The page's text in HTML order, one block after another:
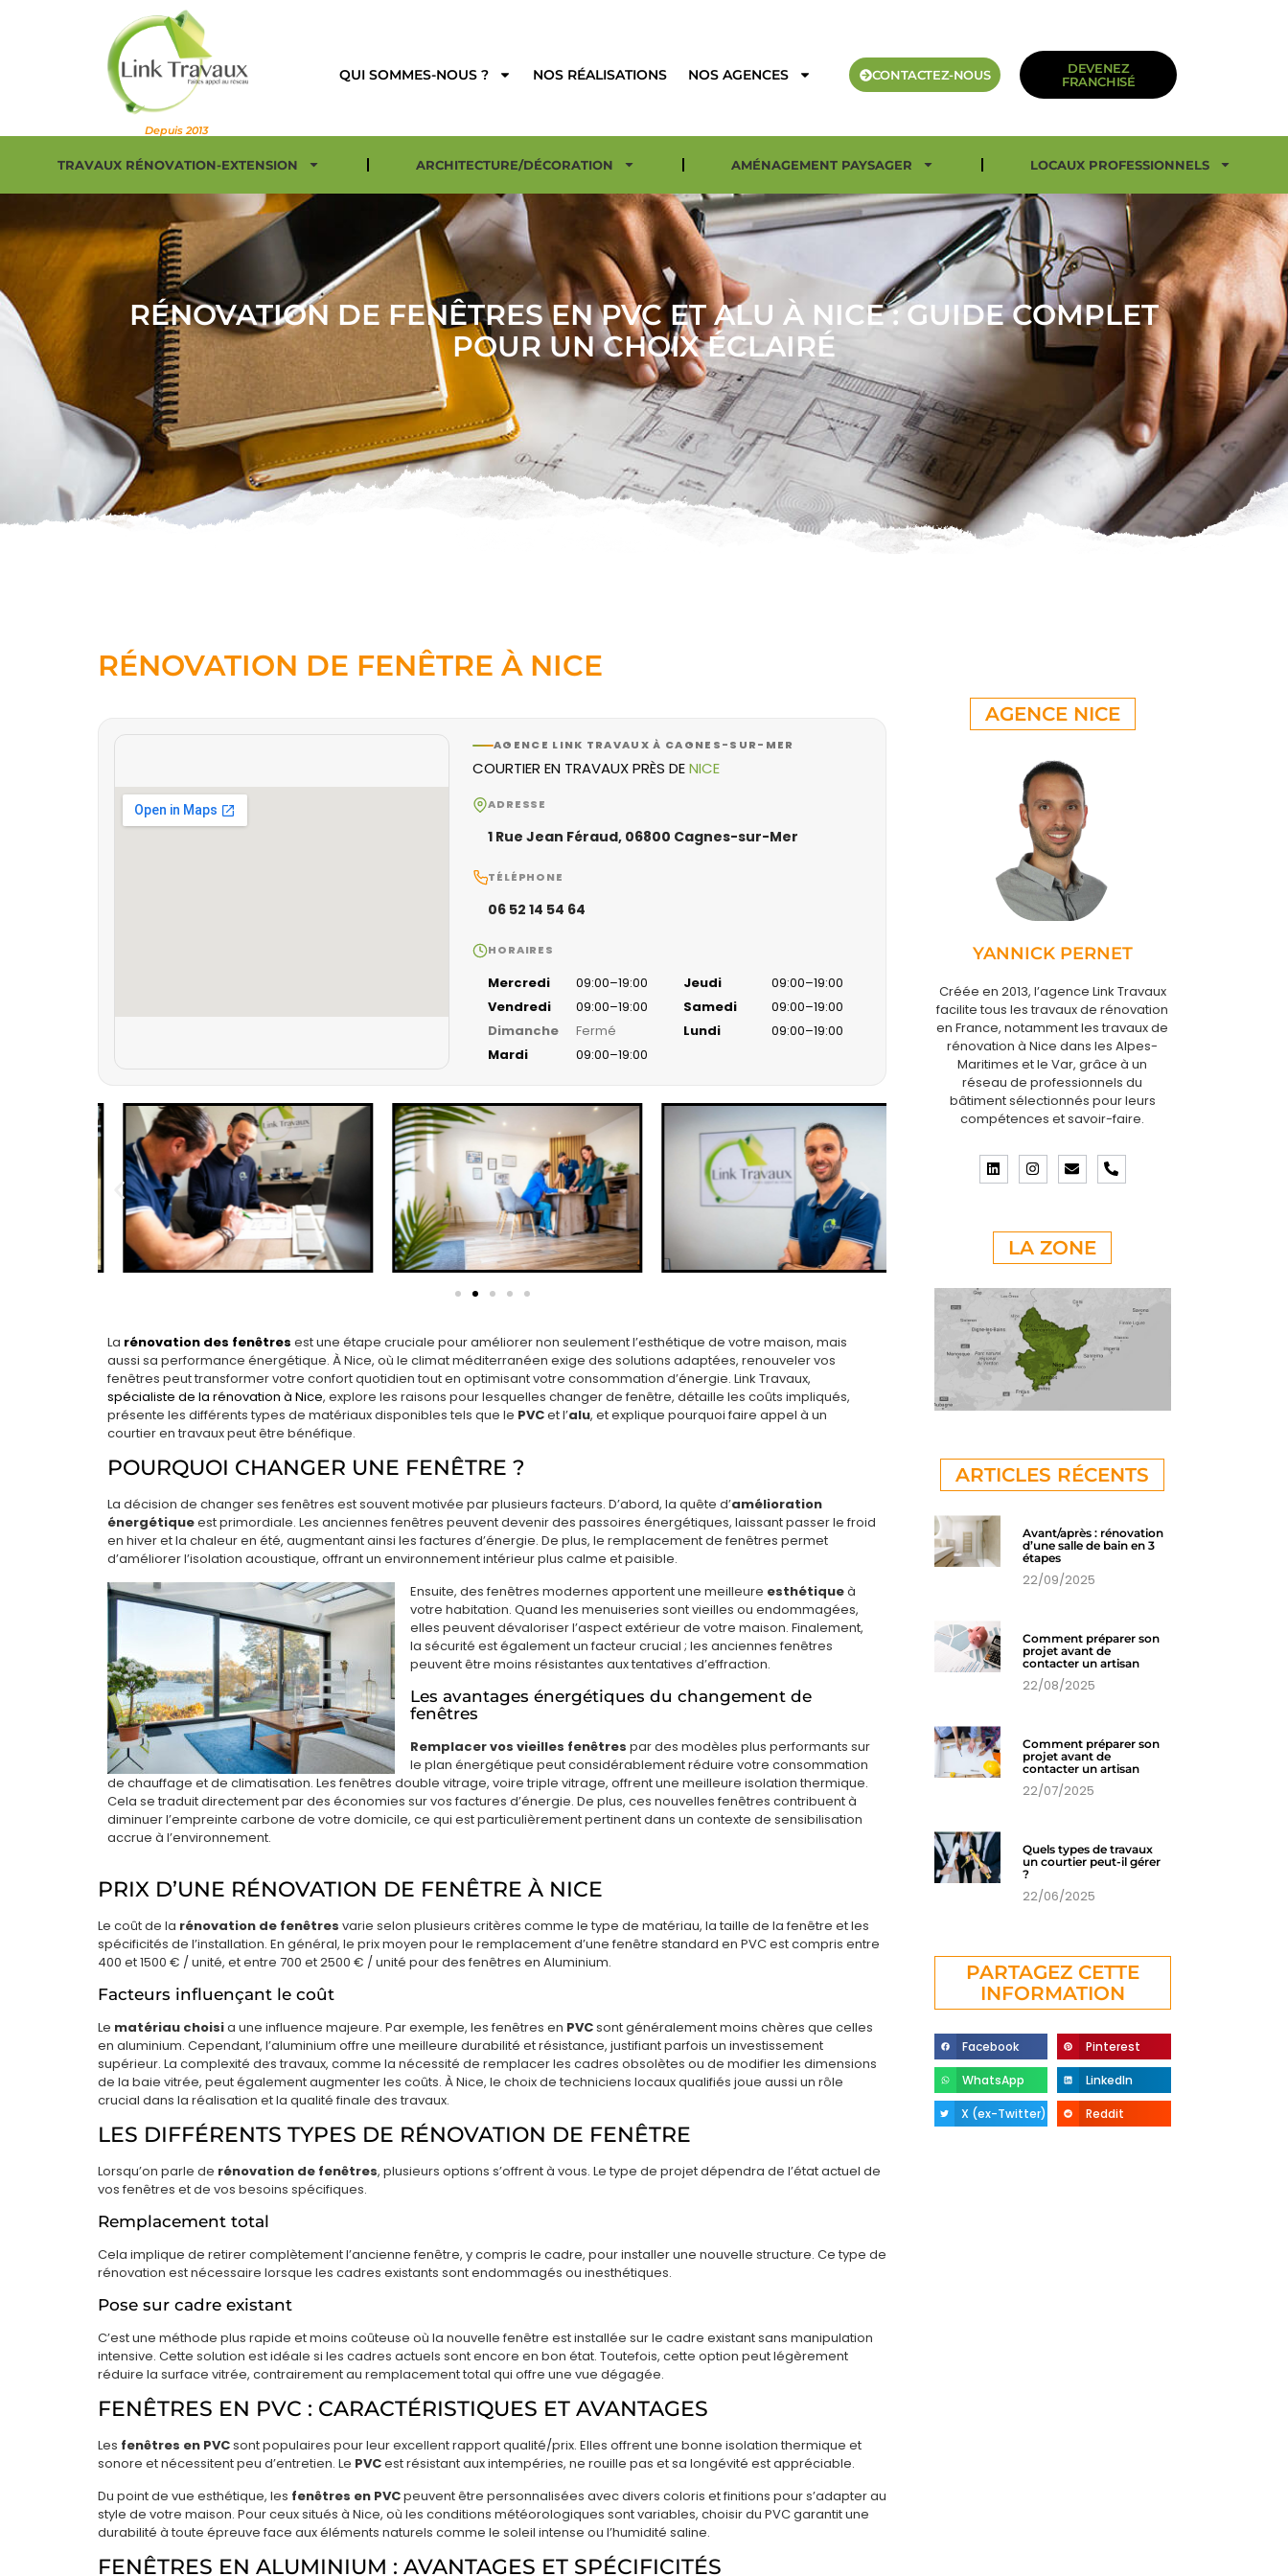
Depuis 2013
QUI SOMMES-NOUS ? NOS RÉALISATIONS NOS AGENCES CONTACTEZ-NOUS
DEVENEZ
FRANCHISÉ
TRAVAUX RÉNOVATION-EXTENSION ARCHITECTURE/DÉCORATION AMÉNAGEMENT PAYSAGER LOCAUX PROFESSIONNELS
RÉNOVATION DE FENÊTRES EN PVC ET ALU À NICE : GUIDE COMPLET
POUR UN CHOIX ÉCLAIRÉ
RÉNOVATION DE FENÊTRE À NICE
AGENCE LINK TRAVAUX À CAGNES-SUR-MER
COURTIER EN TRAVAUX PRÈS DENICE
ADRESSE
1 Rue Jean Féraud, 06800 Cagnes-sur-Mer
TÉLÉPHONE
06 52 14 54 64
HORAIRES
Mercredi 09:00–19:00 Jeudi
09:00–19:00
Vendredi
09:00–19:00 Samedi
09:00–19:00
Dimanche
Fermé Lundi
09:00–19:00
Mardi
09:00–19:00
La rénovation des fenêtres est une étape cruciale pour améliorer non seulement l’esthétique de votre maison, mais
aussi sa performance énergétique. À Nice, où le climat méditerranéen exige des solutions adaptées, renouveler vos
fenêtres peut transformer votre confort quotidien tout en optimisant votre consommation d’énergie. Link Travaux,
spécialiste de la rénovation à Nice, explore les raisons pour lesquelles changer de fenêtre, détaille les coûts impliqués,
présente les différents types de matériaux disponibles tels que le PVCet l’alu, et explique pourquoi faire appel à un
courtier en travaux peut être bénéfique.
POURQUOI CHANGER UNE FENÊTRE ?
La décision de changer ses fenêtres est souvent motivée par plusieurs facteurs. D’abord, la quête d’amélioration
énergétiqueest primordiale. Les anciennes fenêtres peuvent devenir des passoires énergétiques, laissant passer le froid
en hiver et la chaleur en été, augmentant ainsi les factures d’énergie. De plus, le remplacement de fenêtres permet
d’améliorer l’isolation acoustique, offrant un environnement intérieur plus calme et paisible.
Ensuite, des fenêtres modernes apportent une meilleure esthétiqueà
votre habitation. Quand les menuiseries sont vieilles ou endommagées,
elles peuvent dévaloriser l’aspect extérieur de votre maison. Finalement,
la sécurité est également un facteur crucial ; les anciennes fenêtres
peuvent être moins résistantes aux tentatives d’effraction.
Les avantages énergétiques du changement de
fenêtres
Remplacer vos vieilles fenêtres par des modèles plus performants sur
le plan énergétique peut considérablement réduire votre consommation
de chauffage et de climatisation. Les fenêtres double vitrage, voire triple vitrage, offrent une meilleure isolation thermique.
Cela se traduit directement par des économies sur vos factures d’énergie. De plus, ces nouvelles fenêtres contribuent à
diminuer l’empreinte carbone de votre domicile, ce qui est particulièrement pertinent dans un contexte de sensibilisation
accrue à l’environnement.
PRIX D’UNE RÉNOVATION DE FENÊTRE À NICE
Le coût de la rénovation de fenêtres varie selon plusieurs critères comme le type de matériau, la taille de la fenêtre et les
spécificités de l’installation. En général, le prix moyen pour le remplacement d’une fenêtre standard en PVC est compris entre
400 et 1500 € / unité, et entre 700 et 2500 € / unité pour des fenêtres en Aluminium.
Facteurs influençant le coût
Le matériau choisia une influence majeure. Par exemple, les fenêtres en PVCsont généralement moins chères que celles
en aluminium. Cependant, l’aluminium offre une meilleure durabilité et résistance, justifiant parfois un investissement
supérieur. La complexité des travaux, comme la nécessité de remplacer les cadres obsolètes ou de modifier les dimensions
de la baie vitrée, peut également augmenter les coûts. À Nice, le choix de techniciens locaux qualifiés joue aussi un rôle
crucial dans la réalisation et la qualité finale des travaux.
LES DIFFÉRENTS TYPES DE RÉNOVATION DE FENÊTRE
Lorsqu’on parle de rénovation de fenêtres, plusieurs options s’offrent à vous. Le type de projet dépendra de l’état actuel de
vos fenêtres et de vos besoins spécifiques.
Remplacement total
Cela implique de retirer complètement l’ancienne fenêtre, y compris le cadre, pour installer une nouvelle structure. Ce type de
rénovation est nécessaire lorsque les cadres existants sont endommagés ou inesthétiques.
Pose sur cadre existant
C’est une méthode plus rapide et moins coûteuse où la nouvelle fenêtre est installée sur le cadre existant sans manipulation
intensive. Cette solution est idéale si les cadres actuels sont encore en bon état. Toutefois, cette option peut légèrement
réduire la surface vitrée, contrairement au remplacement total qui offre une vue dégagée.
FENÊTRES EN PVC : CARACTÉRISTIQUES ET AVANTAGES
Les fenêtres en PVCsont populaires pour leur excellent rapport qualité/prix. Elles offrent une bonne isolation thermique et
sonore et nécessitent peu d’entretien. Le PVCest résistant aux intempéries, ne rouille pas et sa longévité est appréciable.
Du point de vue esthétique, les fenêtres en PVCpeuvent être personnalisées avec divers coloris et finitions pour s’adapter au
style de votre maison. Pour ceux situés à Nice, où les conditions météorologiques sont variables, choisir du PVC garantit une
durabilité à toute épreuve face aux éléments naturels comme le soleil intense ou l’humidité saline.
FENÊTRES EN ALUMINIUM : AVANTAGES ET SPÉCIFICITÉS
AGENCE NICE
YANNICK PERNET
Créée en 2013, l’agence Link Travaux
facilite tous les travaux de rénovation
en France, notamment les travaux de
rénovation à Nice dans les Alpes-
Maritimes et le Var, grâce à un
réseau de professionnels du
bâtiment sélectionnés pour leurs
compétences et savoir-faire.
LA ZONE
ARTICLES RÉCENTS
Avant/après : rénovation
d’une salle de bain en 3
étapes
22/09/2025
Comment préparer son
projet avant de
contacter un artisan
22/08/2025
Comment préparer son
projet avant de
contacter un artisan
22/07/2025
Quels types de travaux
un courtier peut-il gérer
?
22/06/2025
PARTAGEZ CETTE
INFORMATION
Facebook Pinterest
WhatsApp LinkedIn
X (ex-Twitter) Reddit